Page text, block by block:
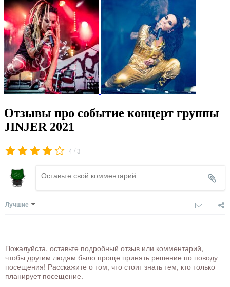
Отзывы про событие концерт группы
JINJER 2021
4 /3
Лучшие
Пожалуйста, оставьте подробный отзыв или комментарий,
чтобы другим людям было проще принять решение по поводу
посещения! Расскажите о том, что стоит знать тем, кто только
планирует посещение.